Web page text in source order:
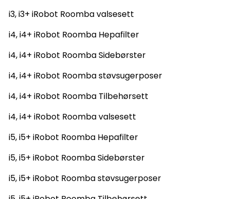
i3, i3+ iRobot Roomba valsesett
i4, i4+ iRobot Roomba Hepafilter
i4, i4+ iRobot Roomba Sidebørster
i4, i4+ iRobot Roomba støvsugerposer
i4, i4+ iRobot Roomba Tilbehørsett
i4, i4+ iRobot Roomba valsesett
i5, i5+ iRobot Roomba Hepafilter
i5, i5+ iRobot Roomba Sidebørster
i5, i5+ iRobot Roomba støvsugerposer